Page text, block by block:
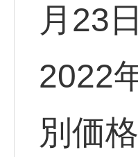
月23
2022
別価格